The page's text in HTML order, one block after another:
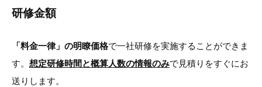
研修金額
「料金一律」の明瞭価格で一社研修を実施することができま
す。 想定研修時間と概算人数の情報のみで見積りをすぐにお
送りします。